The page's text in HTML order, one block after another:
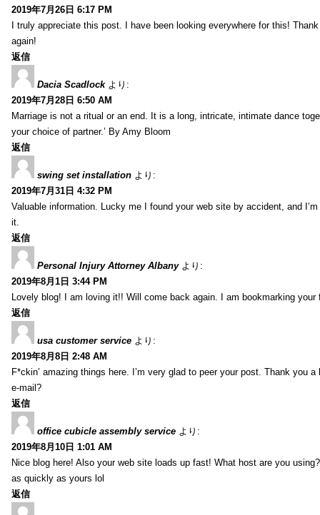
2019年7月26日 6:17 PM
I truly appreciate this post. I have been looking everywhere for this!
again!
返信
Dacia Scadlock より:
2019年7月28日 6:50 AM
Marriage is not a ritual or an end. It is a long, intricate, intimate dance
your choice of partner.’ By Amy Bloom
返信
swing set installation より:
2019年7月31日 4:32 PM
Valuable information. Lucky me I found your web site by accident, and
it.
返信
Personal Injury Attorney Albany より:
2019年8月1日 3:44 PM
Lovely blog! I am loving it!! Will come back again. I am bookmarking your
返信
usa customer service より:
2019年8月8日 2:48 AM
F*ckin’ amazing things here. I’m very glad to peer your post. Thank you
e-mail?
返信
office cubicle assembly service より:
2019年8月10日 1:01 AM
Nice blog here! Also your web site loads up fast! What host are you
as quickly as yours lol
返信